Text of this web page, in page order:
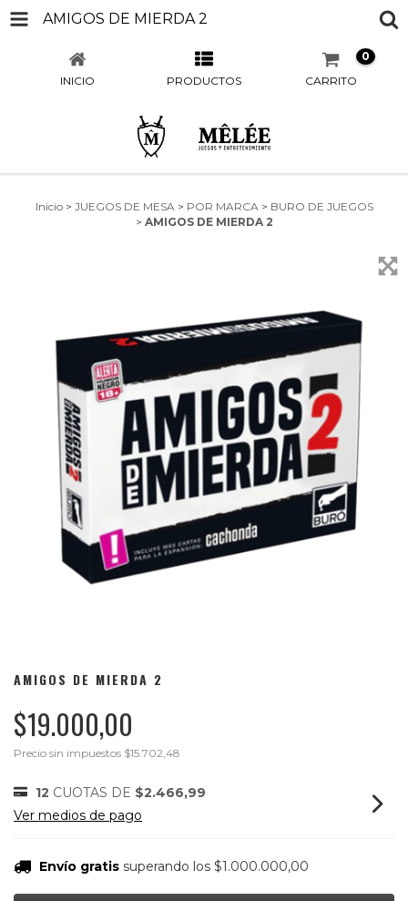
AMIGOS DE MIERDA 2
INICIO PRODUCTOS CARRITO
0
Inicio > JUEGOS DE MESA > POR MARCA > BURO DE JUEGOS
> AMIGOS DE MIERDA 2
AMIGOS DE MIERDA 2
$19.000,00
Precio sin impuestos $15.702,48
12 CUOTAS DE $2.466,99
Ver medios de pago
Envío gratis superando los $1.000.000,00